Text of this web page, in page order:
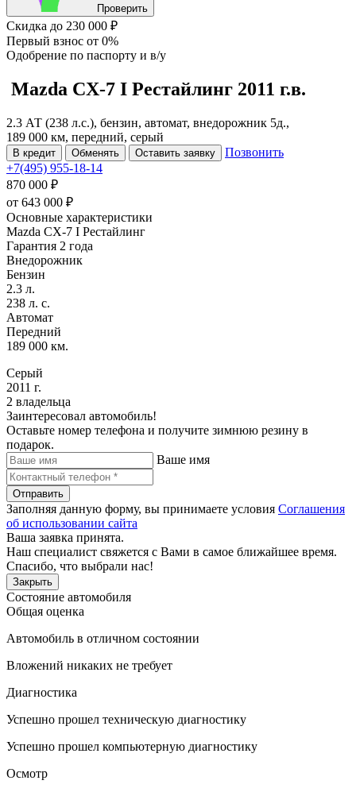
Проверить
Скидка до 230 000 ₽
Первый взнос от 0%
Одобрение по паспорту и в/у
Mazda CX-7 I Рестайлинг 2011 г.в.
2.3 АТ (238 л.с.), бензин, автомат, внедорожник 5д.,
189 000 км, передний, серый
В кредит Обменять Оставить заявку
Позвонить
+7(495) 955-18-14
870 000 ₽
от 643 000 ₽
Основные характеристики
Mazda CX-7 I Рестайлинг
Гарантия 2 года
Внедорожник
Бензин
2.3 л.
238 л. с.
Автомат
Передний
189 000 км.
Серый
2011 г.
2 владельца
Заинтересовал автомобиль!
Оставьте номер телефона и получите зимнюю резину в
подарок.
Ваше имя
Отправить
Заполняя данную форму, вы принимаете условия Соглашения
об использовании сайта
Ваша заявка принята.
Наш специалист свяжется с Вами в самое ближайшее время.
Спасибо, что выбрали нас!
Закрыть
Состояние автомобиля
Общая оценка
Автомобиль в отличном состоянии
Вложений никаких не требует
Диагностика
Успешно прошел техническую диагностику
Успешно прошел компьютерную диагностику
Осмотр